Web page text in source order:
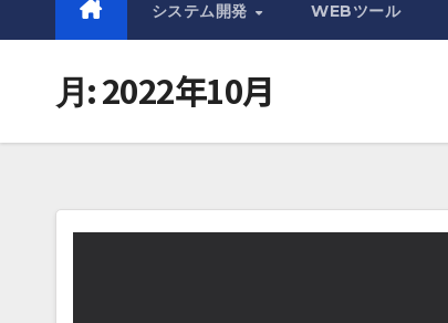
システム開発 WEBツール
月:2022年10月